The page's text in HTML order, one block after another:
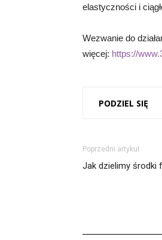
elastyczności i
Wezwanie do
więcej: https://
PODZIEL SIĘ
Poprzedni artykuł
Jak dzielimy środki